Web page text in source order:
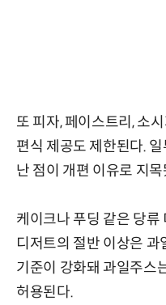
또 피자, 페이스트리, 소
편식 제공도 제한된다.
난 점이 개편 이유로 지목
케이크나 푸딩 같은 당
디저트의 절반 이상은 과
기준이 강화돼 과일주스
허용된다.